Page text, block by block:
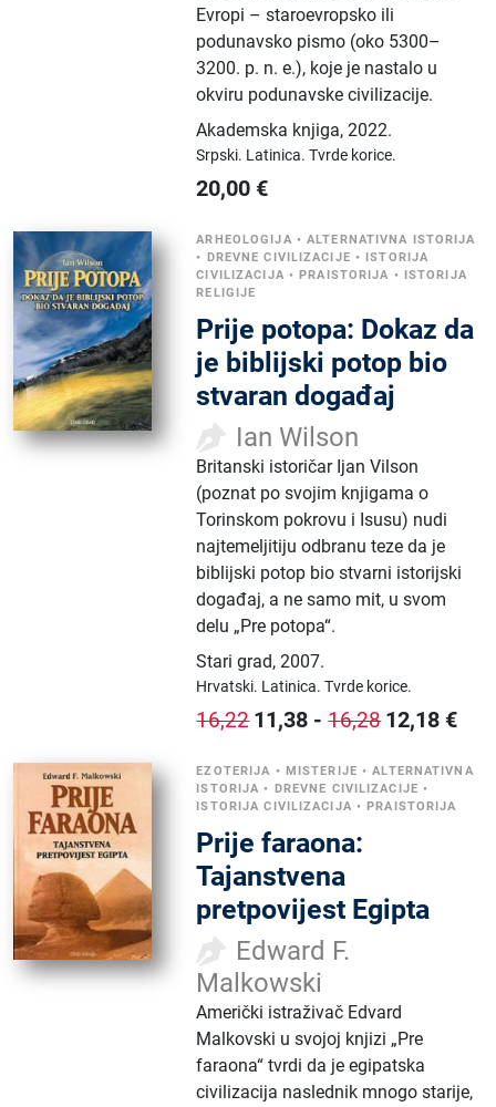
Evropi – staroevropsko ili
podunavsko pismo (oko 5300–
3200. p. n. e.), koje je nastalo u
okviru podunavske civilizacije.
Akademska knjiga,2022.
Srpski. Latinica.Tvrde korice.
20,00 €
ARHEOLOGIJA •ALTERNATIVNA ISTORIJA
• DREVNE CIVILIZACIJE • ISTORIJA
CIVILIZACIJA •PRAISTORIJA • ISTORIJA
RELIGIJE
Prije potopa: Dokaz da
je biblijski potop bio
stvaran događaj
Ian Wilson
Britanski istoričar Ijan Vilson
(poznat po svojim knjigama o
Torinskom pokrovu i Isusu) nudi
najtemeljitiju odbranu teze da je
biblijski potop bio stvarni istorijski
događaj, a ne samo mit, u svom
delu „Pre potopa“.
Stari grad,2007.
Hrvatski. Latinica.Tvrde korice.
16,22 11,38 -16,28 12,18 €
EZOTERIJA • MISTERIJE •ALTERNATIVNA
ISTORIJA • DREVNE CIVILIZACIJE •
ISTORIJA CIVILIZACIJA •PRAISTORIJA
Prije faraona:
Tajanstvena
pretpovijest Egipta
Edward F.
Malkowski
Američki istraživač Edvard
Malkovski u svojoj knjizi „Pre
faraona“ tvrdi da je egipatska
civilizacija naslednik mnogo starije,